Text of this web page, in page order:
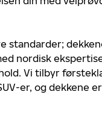
standarder;
nordisk
Vi tilbyr
er, og dekkene